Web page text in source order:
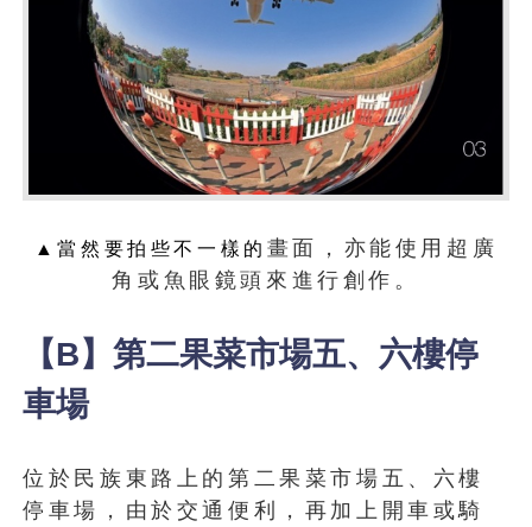
▲當然要拍些不一樣的 畫面，亦能使用超廣
角或魚眼鏡頭來進行創作。
【B】第二果菜市場五、六樓停
車場
位於民族東路上的第二果菜市場五、六樓
停車場，由於交通便利，再加上開車或騎